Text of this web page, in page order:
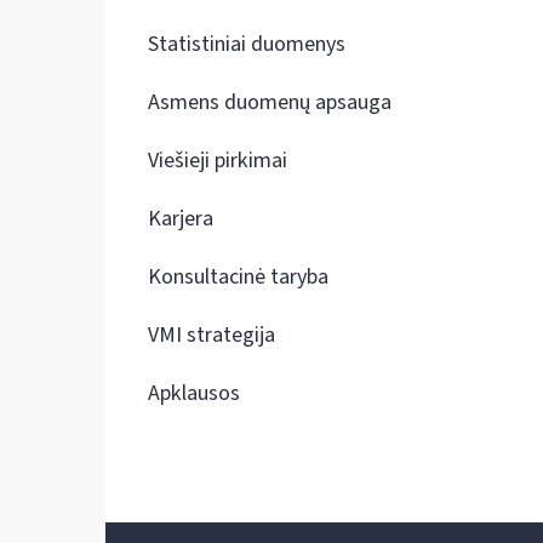
Statistiniai duomenys
Asmens duomenų apsauga
Viešieji pirkimai
Karjera
Konsultacinė taryba
VMI strategija
Apklausos